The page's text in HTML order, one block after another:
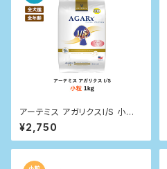
アーテミス アガリクスI/S 小粒 1
kg
¥2,750